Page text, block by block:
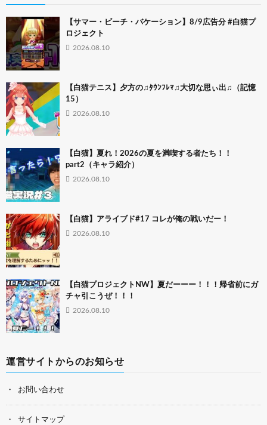
【サマー・ビーチ・バケーション】8/9広告分 #白猫プ
ロジェクト
2026.08.10
【白猫テニス】夕方の♫ﾀｳﾝﾌﾚﾏ♫大切な思ぃ出♫（記憶
15）
2026.08.10
【白猫】夏れ！2026の夏を満喫する者たち！！
part2（キャラ紹介）
2026.08.10
【白猫】アライブド#17 コレが俺の戦いだー！
2026.08.10
【白猫プロジェクトNW】夏だーーー！！！帰省前にガ
チャ引こうぜ！！！
2026.08.10
運営サイトからのお知らせ
お問い合わせ
サイトマップ